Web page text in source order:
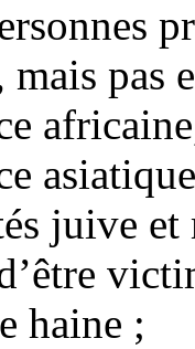
pas
juive
haine ;